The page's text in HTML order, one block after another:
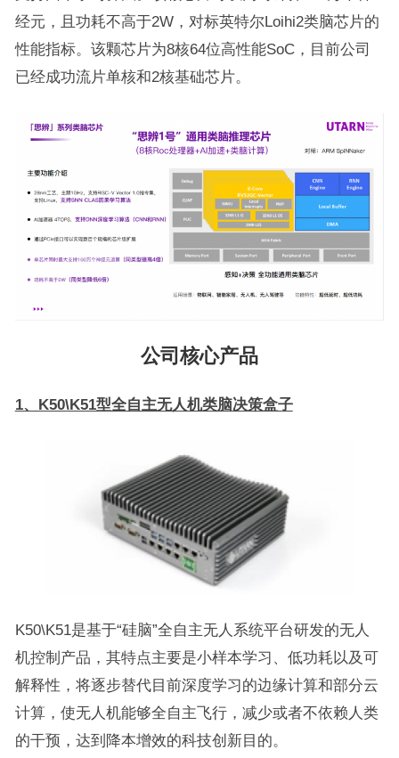
经元，且功耗不高于2W，对标英特尔Loihi2类脑芯片的
性能指标。该颗芯片为8核64位高性能SoC，目前公司
已经成功流片单核和2核基础芯片。
公司核心产品
1、K50\K51型全自主无人机类脑决策盒子
K50\K51是基于“硅脑”全自主无人系统平台研发的无人
机控制产品，其特点主要是小样本学习、低功耗以及可
解释性，将逐步替代目前深度学习的边缘计算和部分云
计算，使无人机能够全自主飞行，减少或者不依赖人类
的干预，达到降本增效的科技创新目的。